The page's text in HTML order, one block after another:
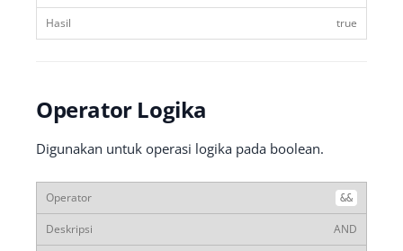
true
Operator Logika
Digunakan untuk operasi logika pada boolean.
&&
AND